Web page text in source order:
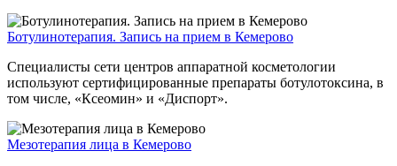
Ботулинотерапия. Запись на прием в Кемерово
Специалисты сети центров аппаратной косметологии
используют сертифицированные препараты ботулотоксина, в
том числе, «Ксеомин» и «Диспорт».
Мезотерапия лица в Кемерово